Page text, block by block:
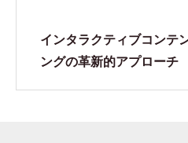
インタラクティブコンテ
ングの革新的アプローチ